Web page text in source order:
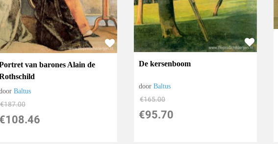
van barones Alain de
Baltus
€187.00
€108.46
De kersenboom
doorBaltus
€165.00
€95.70